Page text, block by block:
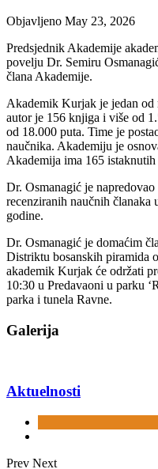
Objavljeno May 23, 2026
Predsjednik Akademije
povelju Dr. Semiru
člana Akademije.
Akademik Kurjak je jedan od
autor je 156 knjiga i više od
od 18.000 puta. Time je
naučnika. Akademiju je
Akademija ima 165
Dr. Osmanagić je
recenziranih naučnih članaka
godine.
Dr. Osmanagić je domaćim
Distriktu bosanskih piramida
akademik Kurjak će održati
10:30 u Predavaoni u parku
parka i tunela Ravne.
Galerija
Aktuelnosti
Prev Next